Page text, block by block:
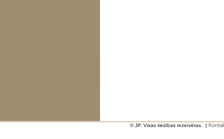
© JP. Visas tiesības rezervētas. |